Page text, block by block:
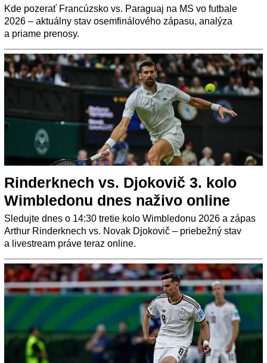
Kde pozerať Francúzsko vs. Paraguaj na MS vo futbale
2026 – aktuálny stav osemfinálového zápasu, analýza
a priame prenosy.
Rinderknech vs. Djokovič 3. kolo
Wimbledonu dnes naživo online
Sledujte dnes o 14:30 tretie kolo Wimbledonu 2026 a zápas
Arthur Rinderknech vs. Novak Djokovič – priebežný stav
a livestream práve teraz online.